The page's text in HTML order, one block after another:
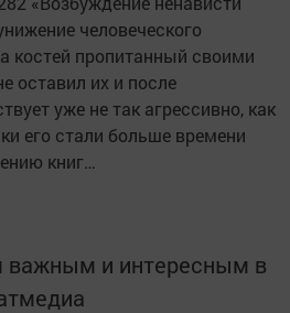
человеческого
костей пропитанный своими
оставил их и после
уже не так агрессивно, как
его стали больше времени
книг…
важным и интересным в